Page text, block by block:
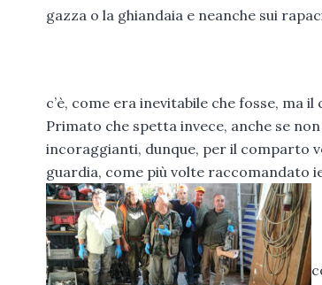
gazza o la ghiandaia e neanche sui
c’è, come era inevitabile che fosse, ma
Primato che spetta invece, anche se
incoraggianti, dunque, per il comparto
guardia, come più volte raccomandato